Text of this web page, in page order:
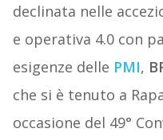
declinata nelle
e operativa 4.0 con
esigenze delle PMI,
che si è tenuto a
occasione del 49°